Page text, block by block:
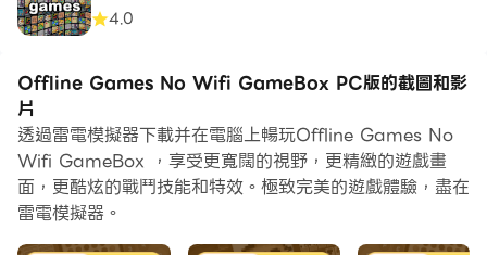
4.0
Offline Games No Wifi GameBox PC版的截圖和影
片
透過雷電模擬器下載并在電腦上暢玩Offline Games No
Wifi GameBox ，享受更寬闊的視野，更精緻的遊戲畫
面，更酷炫的戰鬥技能和特效。極致完美的遊戲體驗，盡在
雷電模擬器。